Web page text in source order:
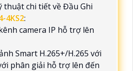
thuật chi tiết về Đầu Ghi
4KS2:
camera IP hỗ trợ lên
Smart H.265+/H.265 với
phân giải hỗ trợ lên đến